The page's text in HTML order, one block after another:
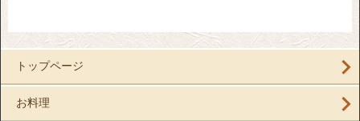
トップページ
お料理